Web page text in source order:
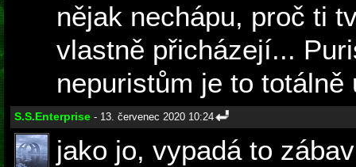
nějak nechápu, proč ti
vlastně přicházejí...
nepuristům je to totálně
S.S.Enterprise - 13. červenec 2020 10:24
jako jo, vypadá to